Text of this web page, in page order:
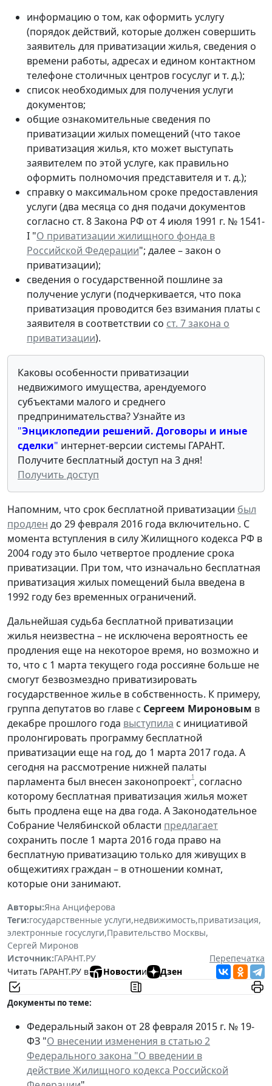
информацию о том, как оформить услугу
(порядок действий, которые должен совершить
заявитель для приватизации жилья, сведения о
времени работы, адресах и едином контактном
телефоне столичных центров госуслуг и т. д.);
список необходимых для получения услуги
документов;
общие ознакомительные сведения по
приватизации жилых помещений (что такое
приватизация жилья, кто может выступать
заявителем по этой услуге, как правильно
оформить полномочия представителя и т. д.);
справку о максимальном сроке предоставления
услуги (два месяца со дня подачи документов
согласно ст. 8 Закона РФ от 4 июля 1991 г. № 1541-
I "О приватизации жилищного фонда в
Российской Федерации"; далее – закон о
приватизации);
сведения о государственной пошлине за
получение услуги (подчеркивается, что пока
приватизация проводится без взимания платы с
заявителя в соответствии со ст. 7 закона о
приватизации).
Каковы особенности приватизации
недвижимого имущества, арендуемого
субъектами малого и среднего
предпринимательства? Узнайте из
"Энциклопедии решений. Договоры и иные
сделки" интернет-версии системы ГАРАНТ.
Получите бесплатный доступ на 3 дня!
Получить доступ
Напомним, что срок бесплатной приватизации был
продлен до 29 февраля 2016 года включительно. С
момента вступления в силу Жилищного кодекса РФ в
2004 году это было четвертое продление срока
приватизации. При том, что изначально бесплатная
приватизация жилых помещений была введена в
1992 году без временных ограничений.
Дальнейшая судьба бесплатной приватизации
жилья неизвестна – не исключена вероятность ее
продления еще на некоторое время, но возможно и
то, что с 1 марта текущего года россияне больше не
смогут безвозмездно приватизировать
государственное жилье в собственность. К примеру,
группа депутатов во главе с Сергеем Мироновым в
декабре прошлого года выступила с инициативой
пролонгировать программу бесплатной
приватизации еще на год, до 1 марта 2017 года. А
сегодня на рассмотрение нижней палаты
парламента был внесен законопроект1, согласно
которому бесплатная приватизация жилья может
быть продлена еще на два года. А Законодательное
Собрание Челябинской области предлагает
сохранить после 1 марта 2016 года право на
бесплатную приватизацию только для живущих в
общежитиях граждан – в отношении комнат,
которые они занимают.
Авторы:Яна Анциферова
Теги:государственные услуги,недвижимость,приватизация,
электронные госуслуги,Правительство Москвы,
Сергей Миронов
Источник:ГАРАНТ.РУ
Перепечатка
Читать ГАРАНТ.РУ в
Новостии Дзен
Документы по теме:
Федеральный закон от 28 февраля 2015 г. № 19-
ФЗ "О внесении изменения в статью 2
Федерального закона "О введении в
действие Жилищного кодекса Российской